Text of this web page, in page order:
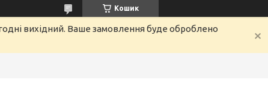
Кошик
вихідний. Ваше замовлення буде оброблено